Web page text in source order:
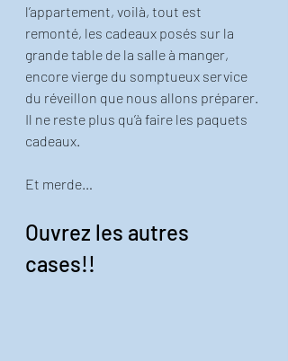
l’appartement, voilà, tout est
remonté, les cadeaux posés sur la
grande table de la salle à manger,
encore vierge du somptueux service
du réveillon que nous allons préparer.
Il ne reste plus qu’à faire les paquets
cadeaux.
Et merde…
Ouvrez les autres
cases!!